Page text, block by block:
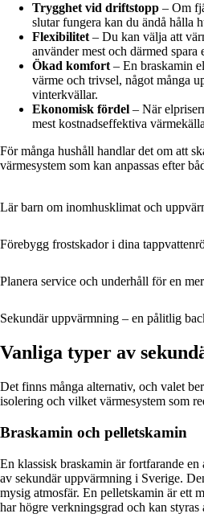
Trygghet vid driftstopp – Om
slutar fungera kan du ändå hålla
Flexibilitet– Du kan välja att
använder mest och därmed spara
Ökad komfort– En braskamin
värme och trivsel, något många
vinterkvällar.
Ekonomisk fördel – När
mest kostnadseffektiva
För många hushåll handlar det om att
värmesystem som kan anpassas efter
Lär barn om inomhusklimat och
Förebygg frostskador i dina
Planera service och underhåll för en
Sekundär uppvärmning – en pålitlig
Vanliga typer av
Det finns många alternativ, och valet
isolering och vilket värmesystem som
Braskamin och pelletskamin
En klassisk braskamin är fortfarande en
av sekundär uppvärmning i Sverige.
mysig atmosfär. En pelletskamin är ett
har högre verkningsgrad och kan styras